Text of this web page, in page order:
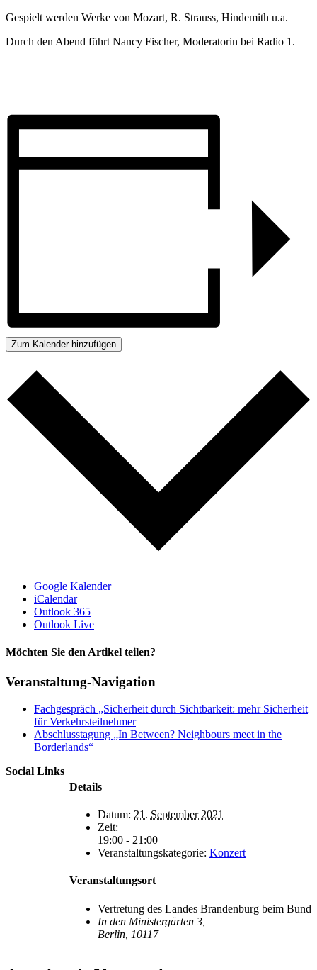
Gespielt werden Werke von Mozart, R. Strauss, Hindemith u.a.
Durch den Abend führt Nancy Fischer, Moderatorin bei Radio 1.
Zum Kalender hinzufügen
Google Kalender
iCalendar
Outlook 365
Outlook Live
Möchten Sie den Artikel teilen?
Facebook
X
Reddit
LinkedIn
Pinterest
Vk
Veranstaltung-Navigation
Fachgespräch „Sicherheit durch Sichtbarkeit: mehr Sicherheit
für Verkehrsteilnehmer
Abschlusstagung „In Between? Neighbours meet in the
Borderlands“
Details
Datum: 21. September 2021
Zeit:
19:00 - 21:00
Veranstaltungskategorie: Konzert
Veranstaltungsort
Vertretung des Landes Brandenburg beim Bund
In den Ministergärten 3,
Berlin 10117
Social Links